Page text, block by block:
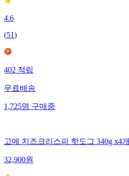
4.6
(51)
402 적립
무료배송
1,725명 구매중
고메 치즈크리스피 핫도그 340g x4개
32,900원